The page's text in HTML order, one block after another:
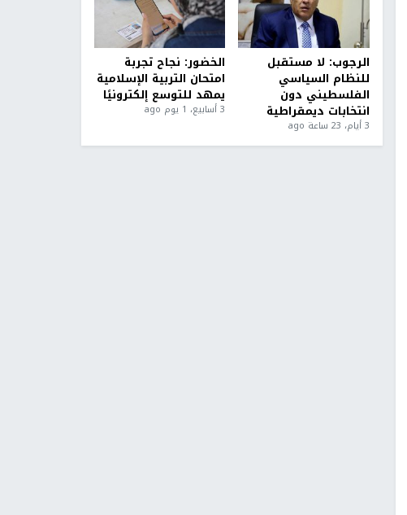
الرجوب: لا مستقبل
للنظام السياسي
الفلسطيني دون
انتخابات ديمقراطية
3 أيام، 23 ساعة ago
الخضور: نجاح تجربة
امتحان التربية الإسلامية
يمهد للتوسع إلكترونيًا
3 أسابيع، 1 يوم ago